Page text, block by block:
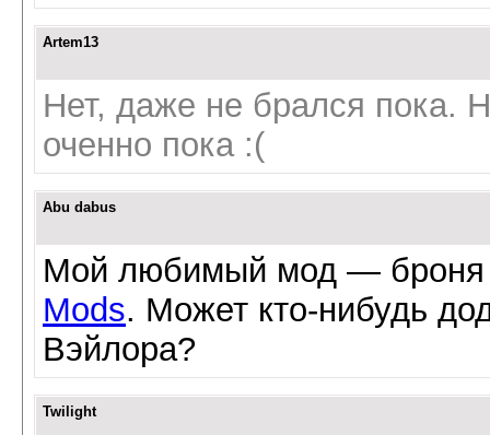
Artem13
Нет, даже не брался пока.
оченно пока :(
Abu dabus
Мой любимый мод — броня
Mods. Может кто-нибудь
Вэйлора?
Twilight